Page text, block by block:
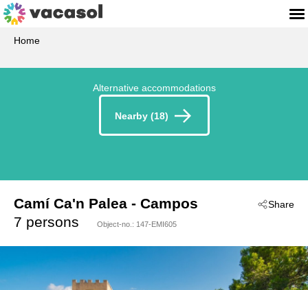
Home
Alternative accommodations
Nearby (18)
Share
Camí Ca'n Palea
- 07630
- Campos
7 persons
Object-no.: 147-EMI605